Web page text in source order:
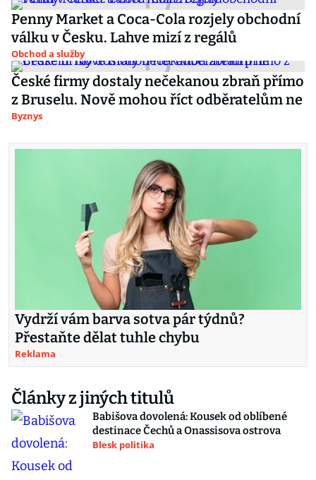
Penny Market a Coca-Cola rozjely obchodní
válku v Česku. Lahve mizí z regálů
Obchod a služby
České firmy dostaly nečekanou zbraň přímo
z Bruselu. Nově mohou říct odběratelům ne
Byznys
Vydrží vám barva sotva pár týdnů?
Přestaňte dělat tuhle chybu
Reklama
Články z jiných titulů
Babišova dovolená: Kousek od oblíbené
destinace Čechů a Onassisova ostrova
Blesk politika